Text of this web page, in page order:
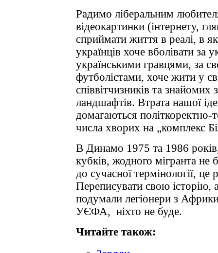
Радимо ліберальним
відеокартинки (інтернету,
сприймати життя в реалі, в
українців хоче вболівати за
українськими гравцями, за
футболістами, хоче жити у
співвітчизників та
ландшафтів. Втрата нашої
домагаються політкоректно-
числа хворих на „комплекс
В Динамо 1975 та 1986
кубків, жодного мігранта
до сучасної термінології, це
Переписувати свою
подумали легіонери з
УЄФА, ніхто не буде.
Читайте також: